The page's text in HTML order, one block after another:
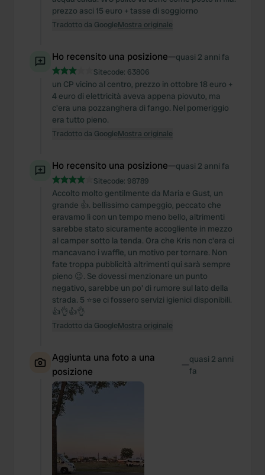
We also share information about your use of our site with
our social media, advertising and analytics partners who
may combine it with other information that you’ve
of their services.
prezzo asci 15 euro + tasse di soggiorno
Tradotto da GoogleMostra originale
Ho recensito una posizione—quasi 2 anni fa
Sitecode: 63806
un CP vicino al centro, prezzo in ottobre 18 euro +
4 euro di elettricità aveva appena piovuto, ma
c'era una pozzanghera di fango. Nel pomeriggio
era tutto pieno.
Tradotto da GoogleMostra originale
Ho recensito una posizione—quasi 2 anni fa
Sitecode: 98789
Accolto molto gentilmente da Maria e Gust, un
grande 👍. bellissimo campeggio, peccato che
eravamo lì con un tempo meno bello, altrimenti
sarebbe stato sicuramente accogliente in mezzo
al camper sotto la tenda. Ora che Kris non c'era ci
mancavano i waffle, un motivo per tornare. Non
fate troppa pubblicità altrimenti qui sarà sempre
pieno 😉. Se dovessi menzionare un punto
negativo, sarebbe un po' di rumore sul lato della
strada. 5 ⭐️se ci fossero servizi igienici disponibili.
👍👌👍👌
Tradotto da GoogleMostra originale
Aggiunta una foto a una
posizione
—quasi 2 anni
fa